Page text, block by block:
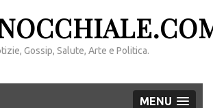
Gossip, Salute, Arte e Politica.
MENU